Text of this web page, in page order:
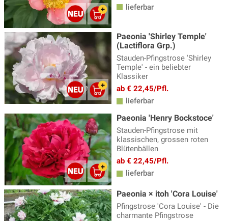
lieferbar
Paeonia 'Shirley Temple'
(Lactiflora Grp.)
Stauden-Pfingstrose 'Shirley
Temple' - ein beliebter
Klassiker
ab € 22,45/Pfl.
lieferbar
Paeonia 'Henry Bockstoce'
Stauden-Pfingstrose mit
klassischen, grossen roten
Blütenbällen
ab € 22,45/Pfl.
lieferbar
Paeonia × itoh 'Cora Louise'
Pfingstrose 'Cora Louise' - Die
charmante Pfingstrose